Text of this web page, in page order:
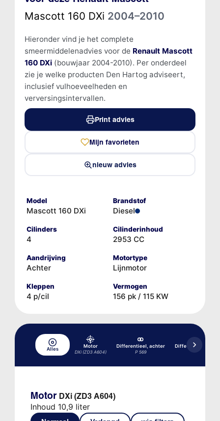
Mascott 160 DXi 2004–2010
Hieronder vind je het complete
smeermiddelenadvies voor de Renault Mascott
160 DXi(bouwjaar 2004-2010). Per onderdeel
zie je welke producten Den Hartog adviseert,
inclusief vulhoeveelheden en
verversingsintervallen.
Print advies
Mijn favorieten
nieuw advies
Model
Mascott 160 DXi
Brandstof
Diesel
Cilinders
4
Cilinderinhoud
2953 CC
Aandrijving
Achter
Motortype
Lijnmotor
Kleppen
4 p/cil
Vermogen
156 pk / 115 KW
Alles
Motor
DXi (ZD3 A604)
Differentieel, achter
P 569
Differentieel,
P 669
Motor DXi (ZD3 A604)
Inhoud 10,9 liter